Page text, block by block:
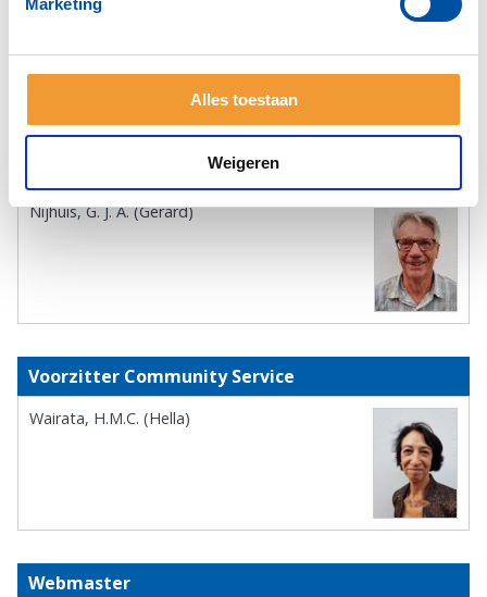
Alles toestaan
Weigeren
Engelaar, R.F.M.G. (Ruud) MPM
Voorzitter Club Service
Nijhuis, G. J. A. (Gerard)
Voorzitter Community Service
Wairata, H.M.C. (Hella)
Webmaster